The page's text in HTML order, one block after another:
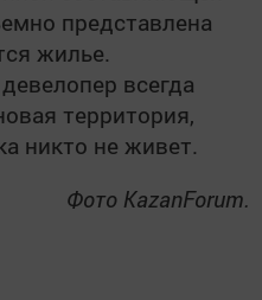
представлена
жилье.
всегда
территория,
никто не живет.
Фото KazanForum.